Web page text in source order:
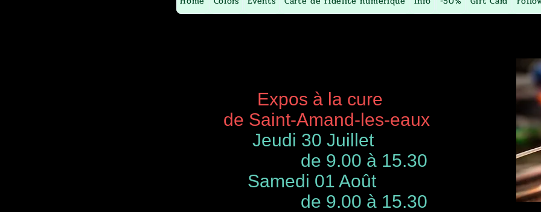
Expos à la cure
de Saint-Amand-les-eaux
Jeudi 30 Juillet
de 9.00 à 15.30
Samedi 01 Août
de 9.00 à 15.30